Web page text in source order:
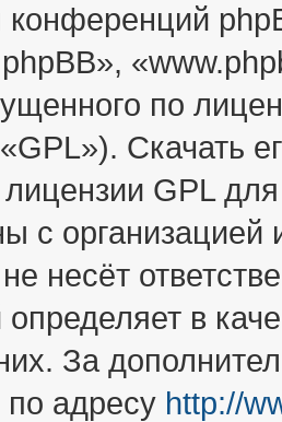
конференций
по
Скачать
GPL
с
несёт
в
За
адресу http://